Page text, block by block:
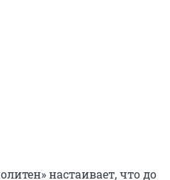
настаивает, что до